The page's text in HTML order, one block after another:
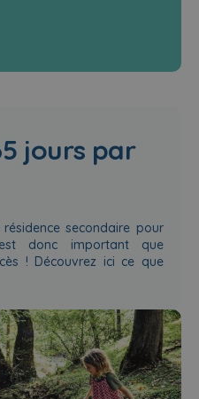
jours par
secondaire pour
donc important que
! Découvrez ici ce que